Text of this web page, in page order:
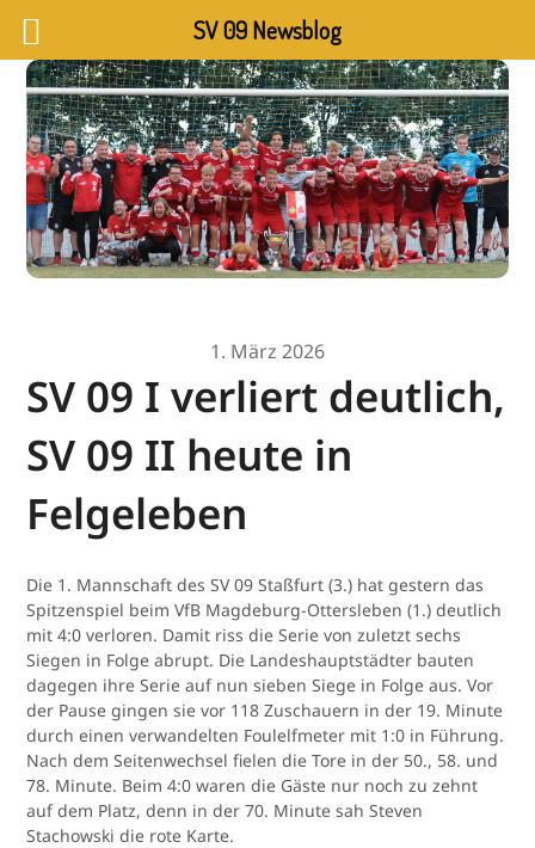
1. März 2026
SV 09 I verliert deutlich,
SV 09 II heute in
Felgeleben
Die 1. Mannschaft des SV 09 Staßfurt (3.) hat gestern das
Spitzenspiel beim VfB Magdeburg-Ottersleben (1.) deutlich
mit 4:0 verloren. Damit riss die Serie von zuletzt sechs
Siegen in Folge abrupt. Die Landeshauptstädter bauten
dagegen ihre Serie auf nun sieben Siege in Folge aus. Vor
der Pause gingen sie vor 118 Zuschauern in der 19. Minute
durch einen verwandelten Foulelfmeter mit 1:0 in Führung.
Nach dem Seitenwechsel fielen die Tore in der 50., 58. und
78. Minute. Beim 4:0 waren die Gäste nur noch zu zehnt
auf dem Platz, denn in der 70. Minute sah Steven
Stachowski die rote Karte.
SV 09 Newsblog